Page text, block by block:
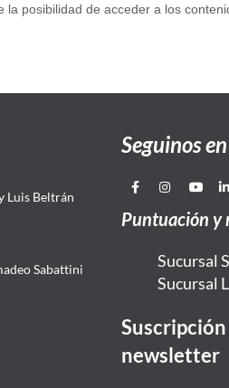
posibilidad de acceder a los
Luis Beltrán
Sabattini
Seguinos
Puntuación y
Sucursal
Sucursal
Suscripción
newsletter